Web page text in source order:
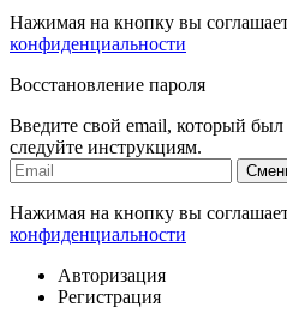
Нажимая на кнопку вы
конфиденциальности
Восстановление пароля
Введите свой email, который
следуйте инструкциям.
Нажимая на кнопку вы
конфиденциальности
Авторизация
Регистрация